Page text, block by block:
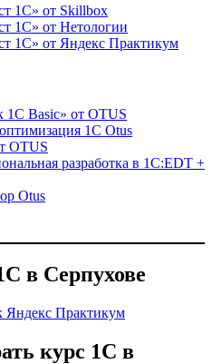
1С» от Skillbox
1С» от Нетологии
1С» от Яндекс Практикум
1С Basic» от OTUS
1С Otus
OTUS
разработка в 1С:EDT +
Otus
в Серпухове
Яндекс Практикум
курс 1С в